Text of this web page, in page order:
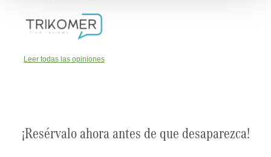
Leer todas las opiniones
¡Resérvalo ahora antes de que desaparezca!